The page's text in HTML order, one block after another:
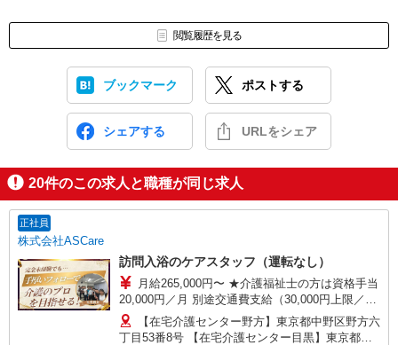
閲覧履歴を見る
ブックマーク ポストする
シェアする URLをシェア
20件のこの求人と職種が同じ求人
正社員
株式会社ASCare
訪問入浴のケアスタッフ（運転なし）
月給265,000円〜 ★介護福祉士の方は資格手当
20,000円／月 別途交通費支給（30,000円上限／
月） 別途残業手当（月平均残業時間15時間）残業
代全額支給
【在宅介護センター野方】東京都中野区野方六
丁目53番8号 【在宅介護センター目黒】東京都目